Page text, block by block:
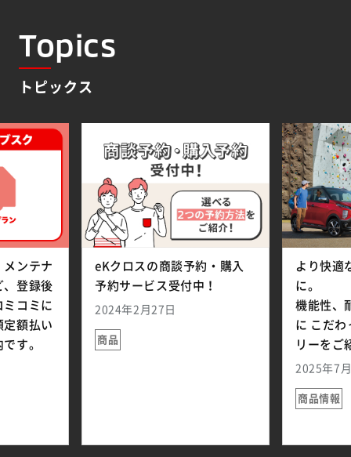
Topics
トピックス
メンテナ
、登録後
コミに
定額払い
す。
eKクロスの商談予約・購入
予約サービス受付中！
2024年2月27日
商品
より快適
に。
機能性、
に こだわ
リーをご
2025年7
商品情報